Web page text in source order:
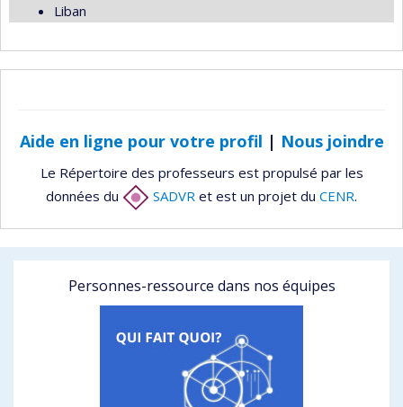
Liban
Aide en ligne pour votre profil | Nous joindre
Le Répertoire des professeurs est propulsé par les
données du
SADVR et est un projet du CENR.
Personnes-ressource dans nos équipes